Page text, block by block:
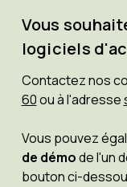
Vous
logiciels
Contactez nos
60ou à l'adresse
Vous pouvez
de démode l'un
bouton ci-